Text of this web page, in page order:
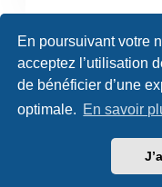
En poursuivant votre
acceptez l’utilisation
de bénéficier d’une
optimale. En savoir